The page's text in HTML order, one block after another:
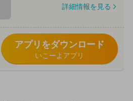
詳細情報を見る
アプリをダウンロード
いこーよアプリ